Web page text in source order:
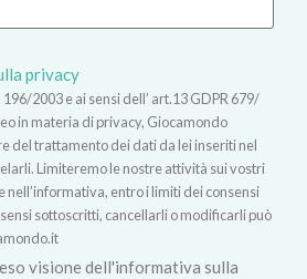
privacy
2003 e ai sensi dell’ art.13 GDPR 679/
in materia di privacy, Giocamondo
del trattamento dei dati da lei inseriti nel
Limiteremo le nostre attività sui vostri
nell’informativa, entro i limiti dei consensi
sottoscritti, cancellarli o modificarli può
visione dell'informativa sulla